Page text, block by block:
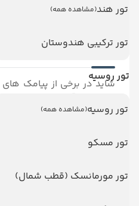
تور هند(مشاهده همه)
تور ترکیبی هندوستان
تور روسیه
تور روسیه(مشاهده همه)
تور مسکو
تور مورمانسک (قطب شمال)
تور لحظه آخری سریلانکا
شاید در برخی از پیامک های
باشید. تورهای لحظه آخری
که در سرتاسر قابل
اتفاق برای هفته دوم
برای هفته اول به محض
البته لازم به ذکر است